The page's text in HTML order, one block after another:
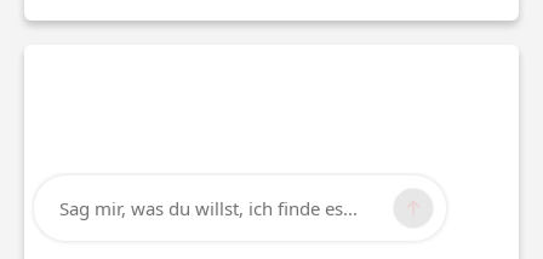
Sag mir, was du willst, ich finde es...